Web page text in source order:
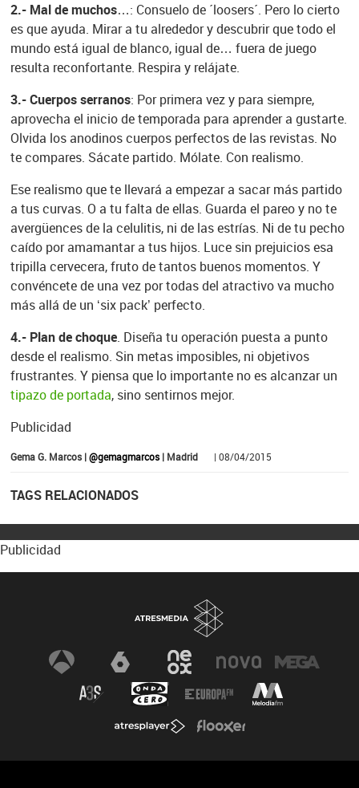
2.- Mal de muchos…: Consuelo de ´loosers´. Pero lo cierto
es que ayuda. Mirar a tu alrededor y descubrir que todo el
mundo está igual de blanco, igual de… fuera de juego
resulta reconfortante. Respira y relájate.
3.- Cuerpos serranos: Por primera vez y para siempre,
aprovecha el inicio de temporada para aprender a gustarte.
Olvida los anodinos cuerpos perfectos de las revistas. No
te compares. Sácate partido. Mólate. Con realismo.
Ese realismo que te llevará a empezar a sacar más partido
a tus curvas. O a tu falta de ellas. Guarda el pareo y no te
avergüences de la celulitis, ni de las estrías. Ni de tu pecho
caído por amamantar a tus hijos. Luce sin prejuicios esa
tripilla cervecera, fruto de tantos buenos momentos. Y
convéncete de una vez por todas del atractivo va mucho
más allá de un ‘six pack’ perfecto.
4.- Plan de choque. Diseña tu operación puesta a punto
desde el realismo. Sin metas imposibles, ni objetivos
frustrantes. Y piensa que lo importante no es alcanzar un
tipazo de portada, sino sentirnos mejor.
Publicidad
Gema G. Marcos |@gemagmarcos| Madrid | 08/04/2015
TAGS RELACIONADOS
Publicidad